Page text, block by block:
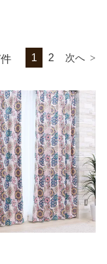
スク ウィルトンラ
1 2